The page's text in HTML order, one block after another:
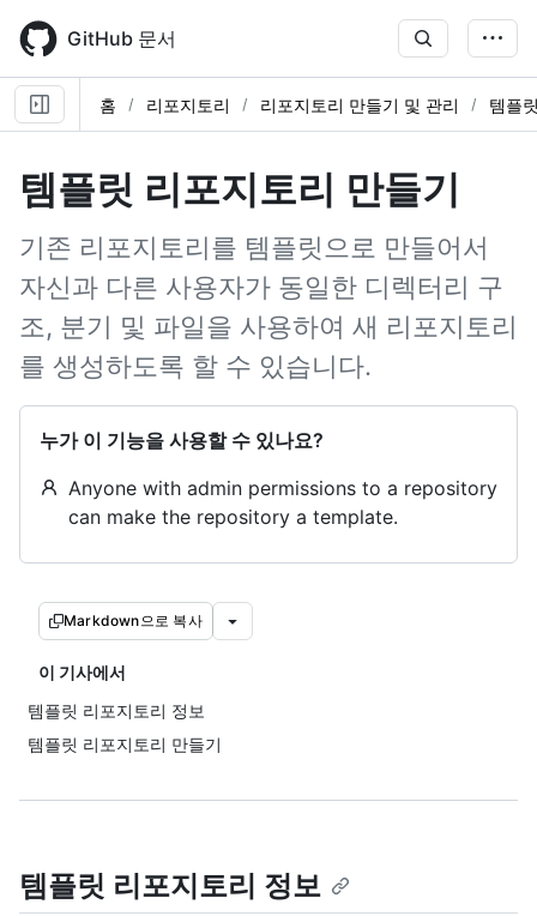
main
content
GitHub 문서
홈 리포지토리 리포지토리 만들기 및 관리 템플
템플릿 리포지토리 만들기
기존 리포지토리를 템플릿으로 만들어서
자신과 다른 사용자가 동일한 디렉터리 구
조, 분기 및 파일을 사용하여 새 리포지토리
를 생성하도록 할 수 있습니다.
누가 이 기능을 사용할 수 있나요?
Anyone with admin permissions to a repository
can make the repository a template.
Markdown으로 복사
이 기사에서
템플릿 리포지토리 정보
템플릿 리포지토리 만들기
템플릿 리포지토리 정보